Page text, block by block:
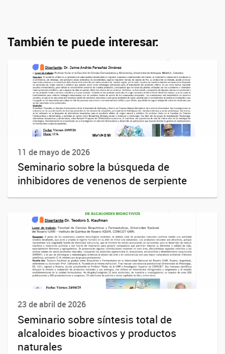
También te puede interesar:
11 de mayo de 2026
Seminario sobre la búsqueda de
inhibidores de venenos de serpiente
23 de abril de 2026
Seminario sobre síntesis total de
alcaloides bioactivos y productos
naturales